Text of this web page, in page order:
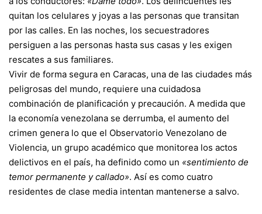
quitan los celulares y joyas a las personas que transitan
por las calles. En las noches, los secuestradores
persiguen a las personas hasta sus casas y les exigen
rescates a sus familiares.
Vivir de forma segura en Caracas, una de las ciudades más
peligrosas del mundo, requiere una cuidadosa
combinación de planificación y precaución. A medida que
la economía venezolana se derrumba, el aumento del
crimen genera lo que el Observatorio Venezolano de
Violencia, un grupo académico que monitorea los actos
delictivos en el país, ha definido como un «sentimiento de
temor permanente y callado». Así es como cuatro
residentes de clase media intentan mantenerse a salvo.